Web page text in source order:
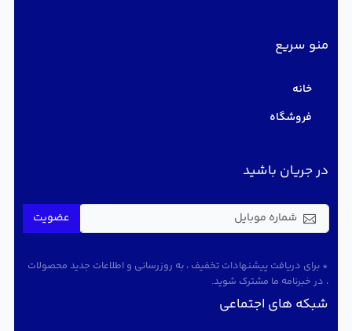
منو سریع
خانه
فروشگاه
در جریان باشید
عضویت
* برای دریافت پیشنهادات تخفیف ، به روزرسانی و اطلاعات جدید محصولات
، در خبرنامه ما مشترک شوید.
شبکه های اجتماعی